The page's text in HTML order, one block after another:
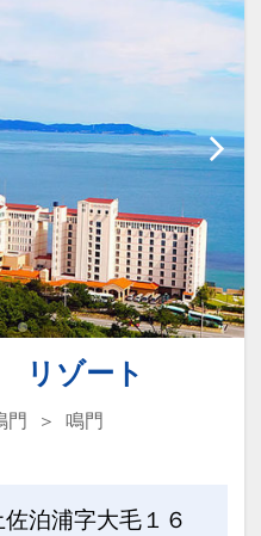
ゾート
門
鳴門
泊浦字大毛１６